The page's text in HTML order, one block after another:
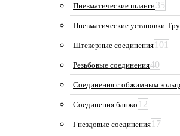
Пневматические шланги35
Пневматические установки
Штекерные соединения 101
Резьбовые соединения40
Соединения с обжимным
Соединения банжо 12
Гнездовые соединения 17